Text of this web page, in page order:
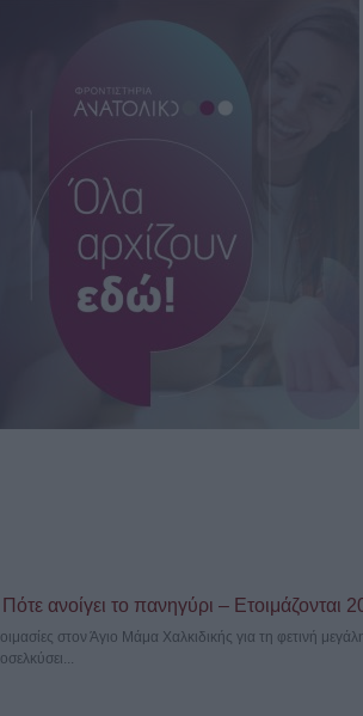
ανοίγει το πανηγύρι – Ετοιμάζονται
στον Άγιο Μάμα Χαλκιδικής για τη φετινή